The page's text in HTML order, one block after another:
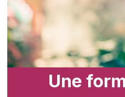
Une